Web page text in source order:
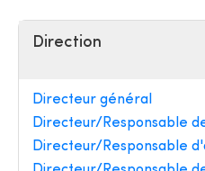
Direction
Directeur général
Directeur/Responsable
Directeur/Responsable